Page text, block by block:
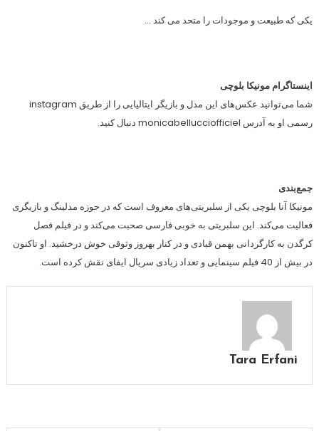
یکی که طبیعت و موجودات را متحد می کند …
اینستاگرام مونیکا بلوچی
شما می‌توانید عکس‌های این مدل و بازیگر ایتالیایی را از طریق instagram
رسمی او به آدرس monicabellucciofficiel دنبال کنید.
جمع‌بندی
مونیکا آنا بلوچی یکی از سلبریتی‌های معروف است که در حوزه مدلینگ و بازیگری
فعالیت می‌کند. این سلبریتی به خوبی فارسی صحبت می‌کند و در فیلم فصل
کرگدن به کارگردانی بهمن قبادی و در کنار بهروز وثوقی خوش درخشید. او تاکنون
در بیش از 40 فیلم سینمایی و تعداد زیادی سریال ایفای نقش کرده است.
Tara Erfani